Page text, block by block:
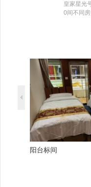
皇家星光
0间不同
阳台标间